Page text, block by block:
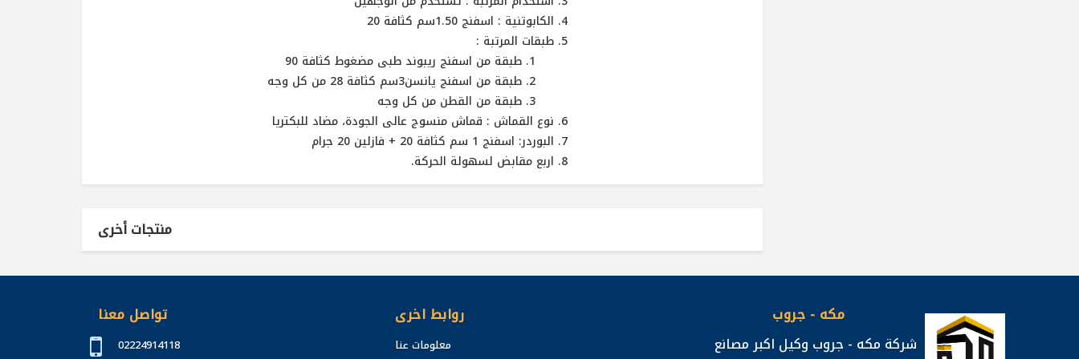
الكابوتنية : اسفنج 1.50سم كثافة 20
طبقات المرتبة :
طبقة من اسفنج ريبوند طبى مضغوط كثافة 90
طبقة من اسفنج يانسن3سم كثافة 28 من كل وجه
طبقة من القطن من كل وجه
نوع القماش : قماش منسوج عالى الجودة، مضاد للبكتريا
البوردر: اسفنج 1 سم كثافة 20 + فازلين 20 جرام
اربع مقابض لسهولة الحركة.
منتجات أخرى
تواصل معنا
02224914118
روابط اخرى
معلومات عنا
مكه - جروب
شركة مكه - جروب وكيل اكبر مصانع